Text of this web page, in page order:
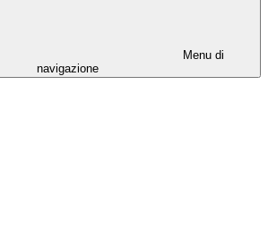
Menu di
navigazione